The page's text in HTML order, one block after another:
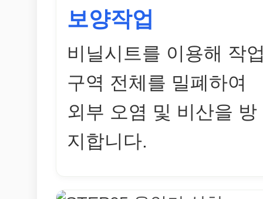
보양작업
비닐시트를 이용해 작
구역 전체를 밀폐하여
외부 오염 및 비산을 방
지합니다.